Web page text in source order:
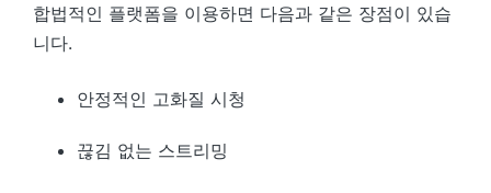
합법적인 플랫폼을 이용하면 다음과 같은 장점이 있습
니다.
안정적인 고화질 시청
끊김 없는 스트리밍